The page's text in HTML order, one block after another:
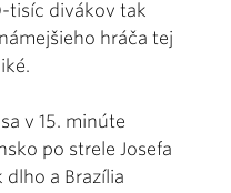
tisíc divákov tak
hráča tej
v 15. minúte
po strele Josefa
a Brazília